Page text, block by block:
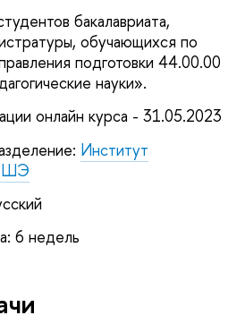
бакалавриата,
обучающихся по
подготовки 44.00.00
науки».
онлайн курса - 31.05.2023
Институт
6 недель